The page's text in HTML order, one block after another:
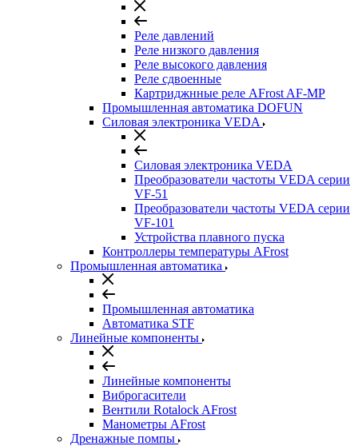
Реле давлений
Реле низкого давления
Реле высокого давления
Реле сдвоенные
Картриджнные реле AFrost AF-MP
Промышленная автоматика DOFUN
Силовая электроника VEDA
Силовая электроника VEDA
Преобразователи частоты VEDA серии
VF-51
Преобразователи частоты VEDA серии
VF-101
Устройства плавного пуска
Контроллеры температуры AFrost
Промышленная автоматика
Промышленная автоматика
Автоматика STF
Линейные компоненты
Линейные компоненты
Виброгасители
Вентили Rotalock AFrost
Манометры AFrost
Дренажные помпы